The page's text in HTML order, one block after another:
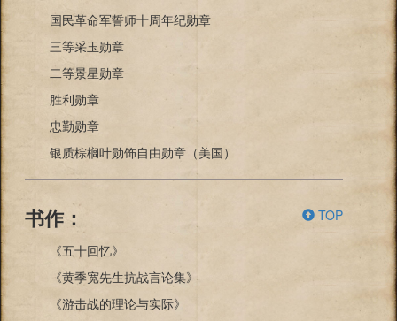
国民革命军誓师十周年纪勋章
三等采玉勋章
二等景星勋章
胜利勋章
忠勤勋章
银质棕榈叶勋饰自由勋章（美国）
书作：
TOP
《五十回忆》
《黄季宽先生抗战言论集》
《游击战的理论与实际》